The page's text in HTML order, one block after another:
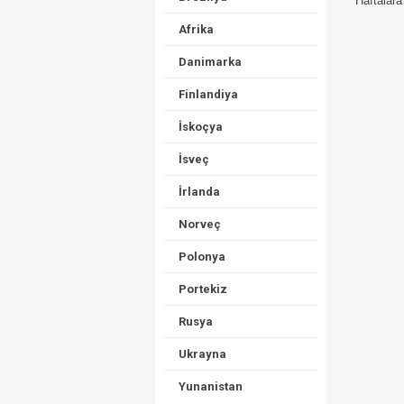
Afrika
Danimarka
Finlandiya
İskoçya
İsveç
İrlanda
Norveç
Polonya
Portekiz
Rusya
Ukrayna
Yunanistan